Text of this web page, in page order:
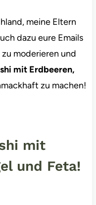
meine Eltern
dazu eure Emails
moderieren und
mit Erdbeeren,
zu machen!
mit
und Feta!